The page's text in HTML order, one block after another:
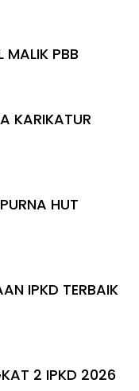
PBB
KARIKATUR
HUT
IPKD TERBAIK
2 IPKD 2026